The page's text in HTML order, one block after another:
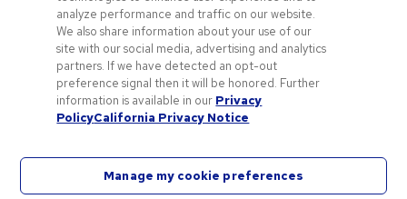
Myyntiehdot
Työpaikat – Pens.com
Tarjouksia ja tietoa
Liikelahjat
Kampanjakoodit ja kupongit
Vinkkejä painatuksen suunnitteluun
analyze performance and traffic on our website.
We also share information about your use of our
site with our social media, advertising and analytics
partners. If we have detected an opt-out
preference signal then it will be honored. Further
information is available in our Privacy
PolicyCalifornia Privacy Notice
Manage my cookie preferences